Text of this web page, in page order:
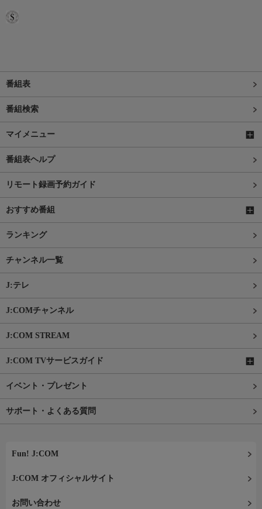
番組表
番組検索
マイメニュー
番組表ヘルプ
リモート録画予約ガイド
おすすめ番組
ランキング
チャンネル一覧
J:テレ
J:COMチャンネル
J:COM STREAM
J:COM TVサービスガイド
イベント・プレゼント
サポート・よくある質問
Fun! J:COM
J:COM オフィシャルサイト
お問い合わせ